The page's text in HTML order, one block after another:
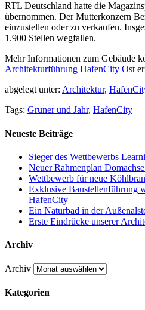
RTL Deutschland hatte die
übernommen. Der Mutterkonzern
einzustellen oder zu verkaufen.
1.900 Stellen wegfallen.
Mehr Informationen zum Gebäude
Architekturführung HafenCity Ost
abgelegt unter: Architektur,
Tags: Gruner und Jahr, HafenCity
Neueste Beiträge
Sieger des Wettbewerbs
Neuer Rahmenplan
Wettbewerb für neue
Exklusive Baustellenführung
HafenCity
Ein Naturbad in der
Erste Eindrücke unserer
Archiv
Archiv
Kategorien